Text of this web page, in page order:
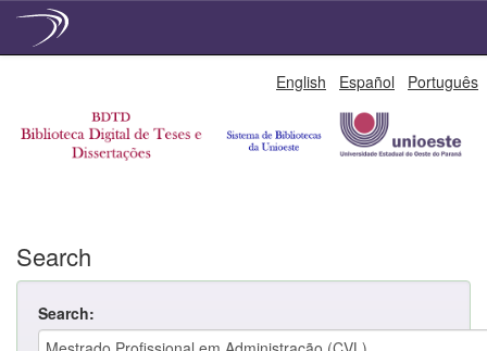
English Español Português
Search
Search: